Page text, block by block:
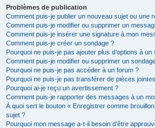
Problèmes de publication
Comment puis-je publier un nouveau sujet ou une
Comment puis-je modifier ou supprimer un
Comment puis-je insérer une signature à mon
Comment puis-je créer un sondage ?
Pourquoi ne puis-je pas ajouter plus d’options à un
Comment puis-je modifier ou supprimer un
Pourquoi ne puis-je pas accéder à un forum ?
Pourquoi ne puis-je pas transférer de pièces
Pourquoi ai-je reçu un avertissement ?
Comment puis-je rapporter des messages à un
À quoi sert le bouton « Enregistrer comme
sujet ?
Pourquoi mon message a-t-il besoin d’être